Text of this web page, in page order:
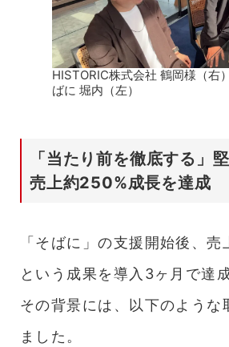
HISTORIC株式会社 鶴岡様（右
ばに 堀内（左）
「当たり前を徹底する」
売上約250%成長を達成
「そばに」の支援開始後、
という成果を導入3ヶ月で達
その背景には、以下のような
ました。